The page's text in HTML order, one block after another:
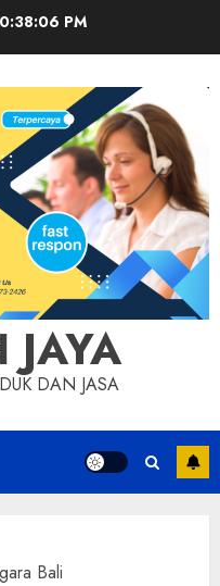
PM
JAYA
DAN JASA
Bali